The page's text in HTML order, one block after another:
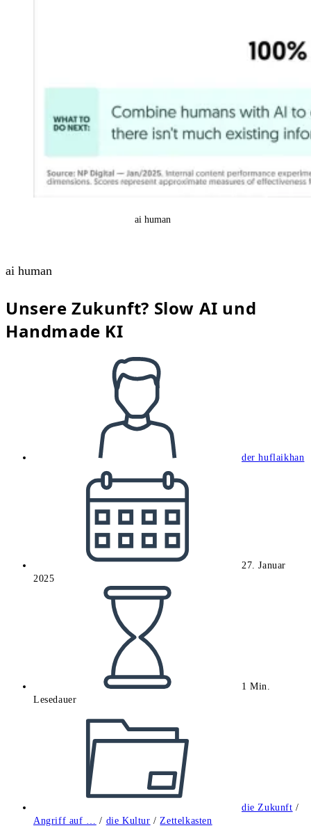
ai human
ai human
Unsere Zukunft? Slow AI und
Handmade KI
der huflaikhan
veröffentlicht:
27. Januar
2025
1 Min.
Lesedauer
die Zukunft /
Angriff auf … / die Kultur / Zettelkasten